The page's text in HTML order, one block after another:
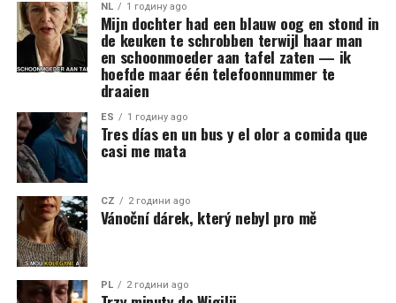
NL 1 годину ago
Mijn dochter had een blauw oog en stond in
de keuken te schrobben terwijl haar man
en schoonmoeder aan tafel zaten — ik
hoefde maar één telefoonnummer te
draaien
ES 1 годину ago
Tres días en un bus y el olor a comida que
casi me mata
CZ 2 години ago
Vánoční dárek, který nebyl pro mě
PL 2 години ago